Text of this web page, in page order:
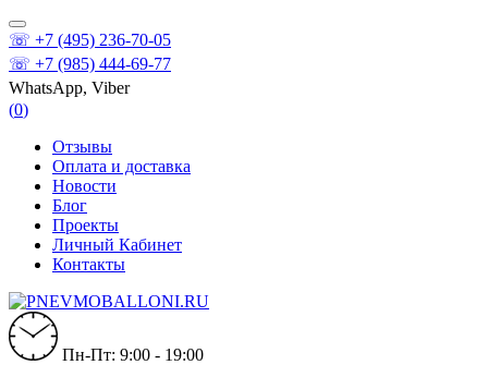
☏ +7 (495) 236-70-05
☏ +7 (985) 444-69-77
WhatsApp, Viber
(0)
Отзывы
Оплата и доставка
Новости
Блог
Проекты
Личный Кабинет
Контакты
Пн-Пт: 9:00 - 19:00